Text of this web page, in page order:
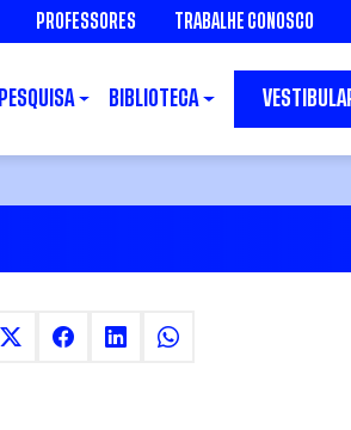
PROFESSORES TRABALHE CONOSCO
PESQUISA BIBLIOTECA